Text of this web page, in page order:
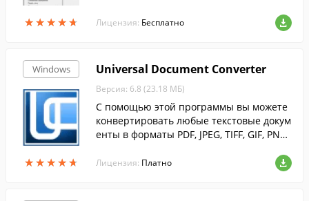
★★★★★
★★★★★ Лицензия: Бесплатно
Windows
★★★★★
★★★★★
Universal Document Converter
Версия: 6.8 (23.18 МБ)
С помощью этой программы вы можете
конвертировать любые текстовые докум
енты в форматы PDF, JPEG, TIFF, GIF, PNG
Лицензия: Платно